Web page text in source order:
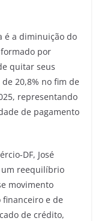
é a diminuição do
por
quitar seus
20,8% no fim de
representando
de pagamento
DF, José
um reequilíbrio
movimento
e de
de crédito,